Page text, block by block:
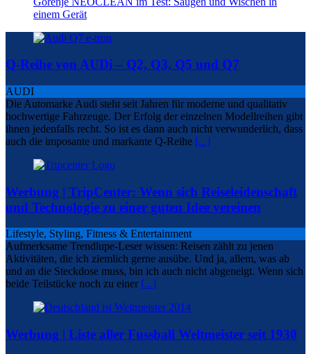
einem Gerät
Q-Reihe von AUDi – Q2, Q3, Q5 und Q7
AUDI
Die Automarke Audi steht seit Jahren für moderne und qualitativ
hochwertige Fahrzeuge. Der Erfolg der einzelnen Modellreihen gibt
ihnen jedenfalls recht. So ist es dann auch nicht verwunderlich, dass
auch die imposante und markante Q-Reihe [...]
Werbung | TripCenter: Wenn sich Reiseleidenschaft
und Technologie zu einer guten Idee vereinen
Lifestyle, Styling, Fitness & Entertainment
Aufmerksame Trendlupe-Leser wissen: Reisen zählt zu jenen
Aktivitäten, die ich ziemlich gerne ausübe. Und ja, allem, was ab
und an die Steckdose muss, bin ich auch nicht abgeneigt. Wenn sich
beide Teilstücke noch zu einer [...]
Werbung | Liste aller Fussball Weltmeister seit 1930